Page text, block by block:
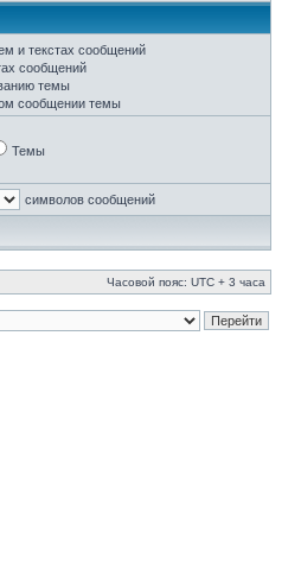
и текстах сообщений
сообщений
темы
сообщении темы
Темы
символов сообщений
Часовой пояс: UTC + 3 часа